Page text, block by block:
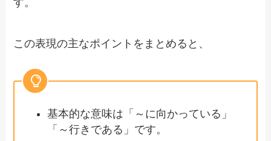
この表現の主なポイントをまとめると、
基本的な意味は「～に向かっている」
「～行きである」です。